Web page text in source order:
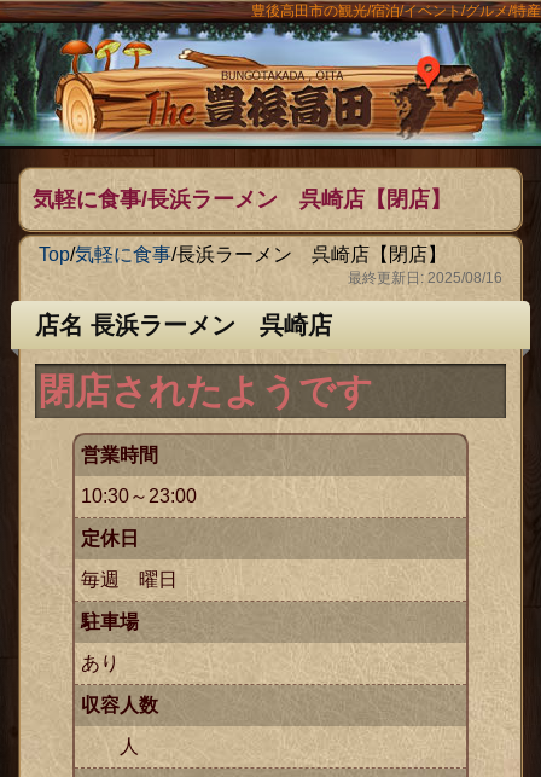
豊後高田市の観光/宿泊/イベント/グルメ/特産
The豊後
気軽に食事/長浜ラーメン 呉崎店【閉店】
Top/気軽に食事/長浜ラーメン 呉崎店【閉店】
最終更新日: 2025/08/16
店名 長浜ラーメン 呉崎店
閉店されたようです
営業時間
10:30～23:00
定休日
毎週 曜日
駐車場
あり
収容人数
人
メニュー